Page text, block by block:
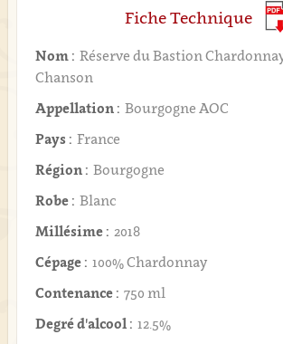
Fiche Technique
Nom : Réserve du Bastion
Chanson
Appellation : Bourgogne AOC
Pays : France
Région : Bourgogne
Robe : Blanc
Millésime : 2018
Cépage : 100% Chardonnay
Contenance : 750 ml
Degré d'alcool : 12.5%